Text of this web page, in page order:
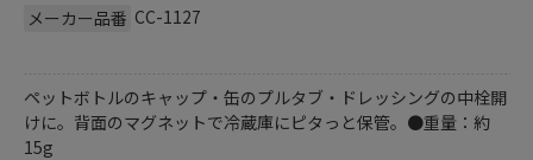
メーカー品番 CC-1127
ペットボトルのキャップ・缶のプルタブ・ドレッシングの中栓開
けに。背面のマグネットで冷蔵庫にピタっと保管。●重量：約
15g